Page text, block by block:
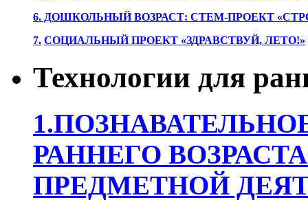
6. ДОШКОЛЬНЫЙ ВОЗРАСТ: СТЕМ-ПРОЕКТ
7. СОЦИАЛЬНЫЙ ПРОЕКТ «ЗДРАВСТВУЙ, ЛЕТО!»
Технологии для
РАННЕГО
ПРЕДМЕТНОЙ